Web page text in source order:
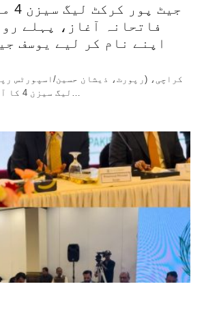
فاتحانہ آغاز، پہلے
اپنے نام کر لیے یوسف
کراچی، (رپورٹ، ذیشان حسین/اسپورٹس